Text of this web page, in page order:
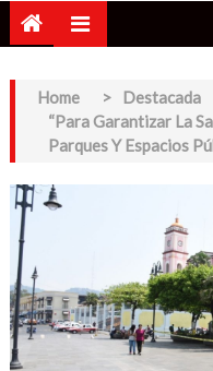
Home > Destacada
“Para Garantizar La
Parques Y Espacios